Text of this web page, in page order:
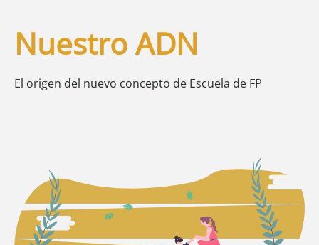
Nuestro ADN
El origen del nuevo concepto de Escuela de FP